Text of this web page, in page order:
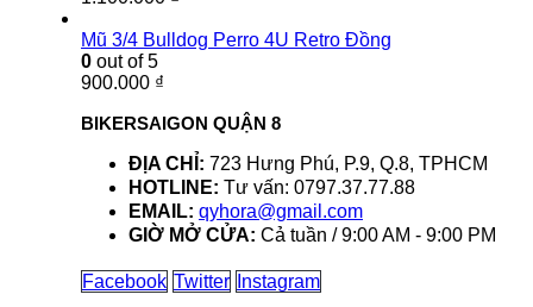
Mũ 3/4 Bulldog Perro 4U Retro Đồng
0 out of 5
900.000 ₫
BIKERSAIGON QUẬN 8
ĐỊA CHỈ: 723 Hưng Phú, P.9, Q.8, TPHCM
HOTLINE: Tư vấn: 0797.37.77.88
EMAIL: qyhora@gmail.com
GIỜ MỞ CỬA: Cả tuần / 9:00 AM - 9:00 PM
Facebook Twitter Instagram